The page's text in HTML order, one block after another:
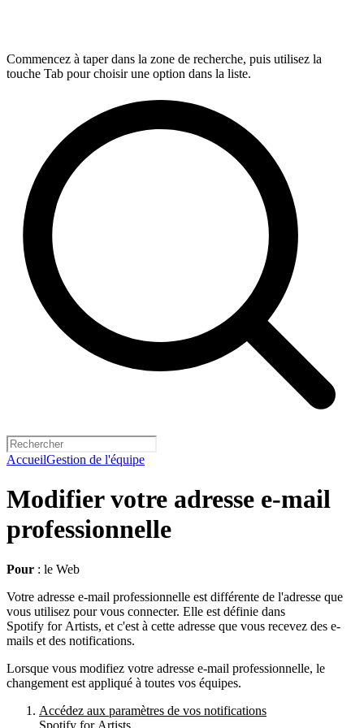
Commencez à taper dans la zone de recherche, puis utilisez la
touche Tab pour choisir une option dans la liste.
AccueilGestion de l'équipe
Modifier votre adresse e-mail
professionnelle
Pour : le Web
Votre adresse e-mail professionnelle est différente de l'adresse que
vous utilisez pour vous connecter. Elle est définie dans
Spotify for Artists, et c'est à cette adresse que vous recevez des e-
mails et des notifications.
Lorsque vous modifiez votre adresse e-mail professionnelle, le
changement est appliqué à toutes vos équipes.
Accédez aux paramètres de vos notifications
Spotify for Artists.